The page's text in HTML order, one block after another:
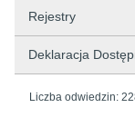
Rejestry
Deklaracja
Liczba odwiedzin: